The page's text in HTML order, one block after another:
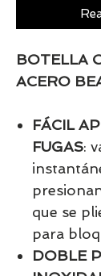
BOTELLA
ACERO
FÁCIL
FUGAS:
que se
para
DOBLE